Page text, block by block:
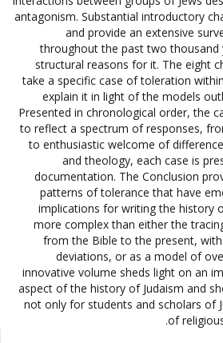
antagonism. Substantial introductory
and provide an extensive
throughout the past two thousand
structural reasons for it. The eight
take a specific case of toleration
explain it in light of the models
Presented in chronological order, the
to reflect a spectrum of responses,
to enthusiastic welcome of
and theology, each case is
documentation. The Conclusion
patterns of tolerance that have
implications for writing the history
more complex than either the
from the Bible to the present,
deviations, or as a model of
innovative volume sheds light on an
aspect of the history of Judaism and
not only for students and scholars of
of